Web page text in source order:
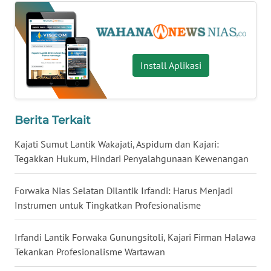
Install Aplikasi
Berita Terkait
Kajati Sumut Lantik Wakajati, Aspidum dan Kajari:
Tegakkan Hukum, Hindari Penyalahgunaan Kewenangan
Forwaka Nias Selatan Dilantik Irfandi: Harus Menjadi
Instrumen untuk Tingkatkan Profesionalisme
Irfandi Lantik Forwaka Gunungsitoli, Kajari Firman Halawa
Tekankan Profesionalisme Wartawan
WN
KALBAR
WN
KALTENG
KALTARA
WN
KALSEL
WN